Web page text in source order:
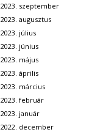
2023. szeptember
2023. augusztus
2023. július
2023. június
2023. május
2023. április
2023. március
2023. február
2023. január
2022. december